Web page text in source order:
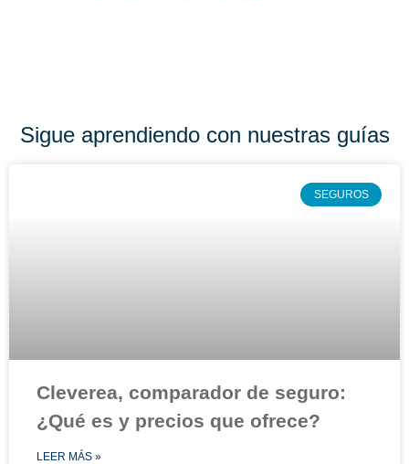
Sigue aprendiendo con nuestras guías
SEGUROS
Cleverea, comparador de seguro:
¿Qué es y precios que ofrece?
LEER MÁS »